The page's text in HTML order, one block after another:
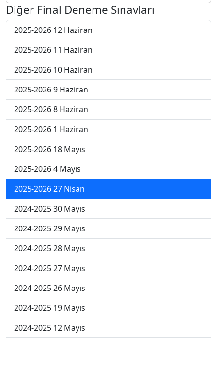
Diğer Final Deneme Sınavları
2025-2026 12 Haziran
2025-2026 11 Haziran
2025-2026 10 Haziran
2025-2026 9 Haziran
2025-2026 8 Haziran
2025-2026 1 Haziran
2025-2026 18 Mayıs
2025-2026 4 Mayıs
2025-2026 27 Nisan
2024-2025 30 Mayıs
2024-2025 29 Mayıs
2024-2025 28 Mayıs
2024-2025 27 Mayıs
2024-2025 26 Mayıs
2024-2025 19 Mayıs
2024-2025 12 Mayıs